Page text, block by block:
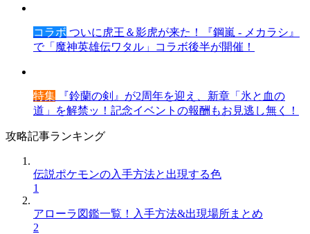
コラボ ついに虎王＆影虎が来た！『鋼嵐 - メカラシ』
で「魔神英雄伝ワタル」コラボ後半が開催！
特集 『鈴蘭の剣』が2周年を迎え、新章「氷と血の
道」を解禁ッ！記念イベントの報酬もお見逃し無く！
攻略記事ランキング
伝説ポケモンの入手方法と出現する色
1
アローラ図鑑一覧！入手方法&出現場所まとめ
2